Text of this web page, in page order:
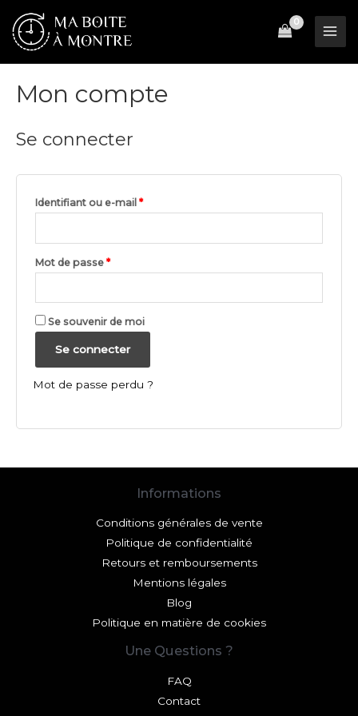
au
contenu
Mon compte
Se connecter
Identifiant ou e-mail *Obligatoire
Mot de passe *Obligatoire
Se souvenir de moi
Se connecter
Mot de passe perdu ?
Informations
Conditions générales de vente
Politique de confidentialité
Retours et remboursements
Mentions légales
Blog
Politique en matière de cookies
Une Questions ?
FAQ
Contact